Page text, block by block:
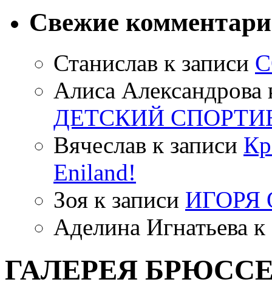
Свежие
Станислав к записи
Алиса Александрова
ДЕТСКИЙ
Вячеслав к записи
Eniland!
Зоя к записи ИГОРЯ
Аделина Игнатьева к
ГАЛЕРЕЯ